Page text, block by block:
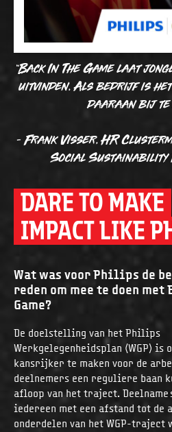
DARE TO MAKE
IMPACT LIKE
Wat was voor Philips de
reden om mee te doen met
Game?
De doelstelling van het Philips
Werkgelegenheidsplan (WGP) is
kansrijker te maken voor de
deelnemers een reguliere baan
afloop van het traject. Deelname
iedereen met een afstand tot de
onderdelen van het WGP-traject
“Back In The Game laat
uitvinden. Als bedrijf is
daaraan bij te
- Frank Visser, HR
Social Sustainability